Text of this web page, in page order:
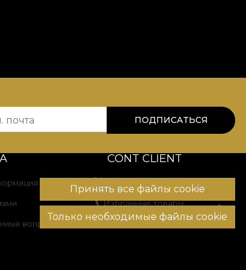
Принять все файлы cookie
Только необходимые файлы cookie
почта ПОДПИСАТЬСЯ
вопросы
CONT CLIENT
История заказов
Избранные товары
Способы оплаты